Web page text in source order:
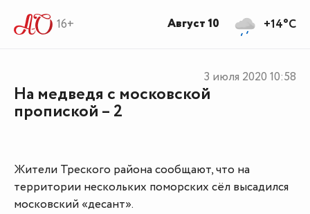
16+
На медведя с московской
пропиской – 2
3 июля 2020 10:58
Жители Треского района сообщают, что на
территории нескольких поморских сёл высадился
московский «десант».
+14°C
Август 10